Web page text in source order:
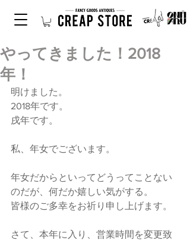
やってきました！2018
年！
明けました。
2018年です。
戌年です。
私、年女でございます。
年女だからといってどうってことない
のだが、何だか嬉しい気がする。
皆様のご多幸をお祈り申し上げます。
さて、本年に入り、営業時間を変更致